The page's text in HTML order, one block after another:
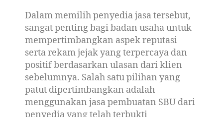
Dalam memilih penyedia jasa tersebut,
sangat penting bagi badan usaha untuk
mempertimbangkan aspek reputasi
serta rekam jejak yang terpercaya dan
positif berdasarkan ulasan dari klien
sebelumnya. Salah satu pilihan yang
patut dipertimbangkan adalah
menggunakan jasa pembuatan SBU dari